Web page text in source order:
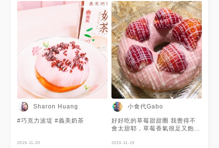
Sharon Huang
#巧克力波堤 #義美奶茶
2019-11-20
小食代Gabo
好好吃的草莓甜甜圈 我覺得不
會太甜耶，草莓香氣很足又飽滿
請的XDD 吃兩次都不知道價格
2019-11-19